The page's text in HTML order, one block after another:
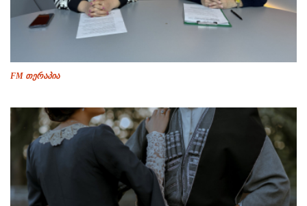
FM თერაპია